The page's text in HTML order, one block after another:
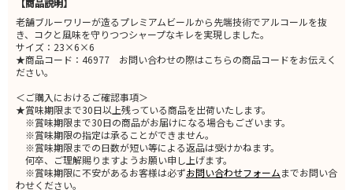
【商品説明】
老舗ブルーワリーが造るプレミアムビールから先端技術でアルコールを抜
き、コクと風味を守りつつシャープなキレを実現しました。
サイズ：23×6×6
★商品コード：46977 お問い合わせの際はこちらの商品コードをお伝えく
ださい。
＜ご購入におけるご確認事項＞
★賞味期限まで30日以上残っている商品を出荷いたします。
※賞味期限まで30日の商品がお届けになる場合もございます。
※賞味期限の指定は承ることができません。
※賞味期限までの日数が短い等による返品は受けかねます。
何卒、ご理解賜りますようお願い申し上げます。
※賞味期限に不安があるお客様は必ずお問い合わせフォームまでお問い合
わせください。